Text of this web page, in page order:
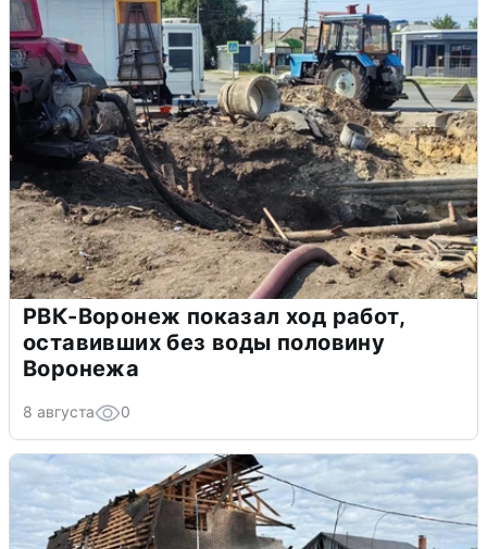
РВК-Воронеж показал ход работ,
оставивших без воды половину
Воронежа
8 августа 0